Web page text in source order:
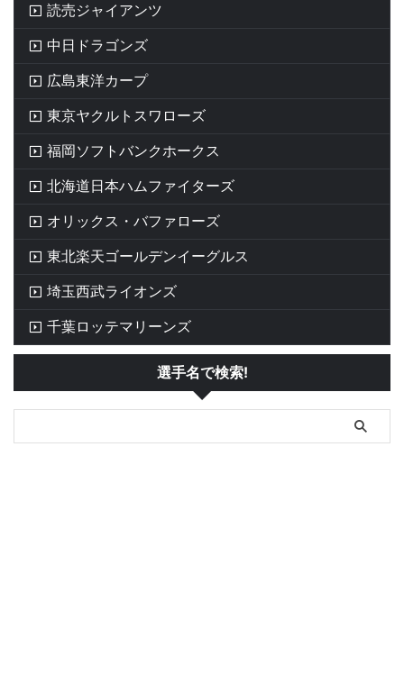
読売ジャイアンツ
中日ドラゴンズ
広島東洋カープ
東京ヤクルトスワローズ
福岡ソフトバンクホークス
北海道日本ハムファイターズ
オリックス・バファローズ
東北楽天ゴールデンイーグルス
埼玉西武ライオンズ
千葉ロッテマリーンズ
選手名で検索!